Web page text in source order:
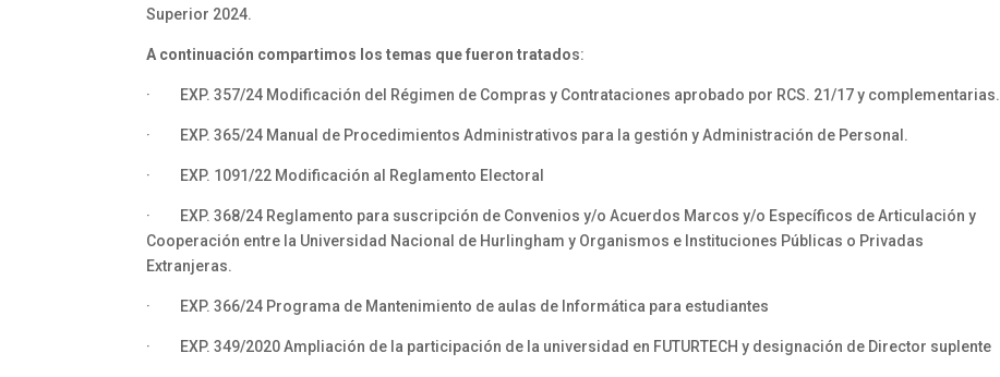
Superior 2024.
A continuación compartimos los temas que fueron tratados:
· EXP. 357/24 Modificación del Régimen de Compras y Contrataciones aprobado por RCS. 21/17 y complementarias.
· EXP. 365/24 Manual de Procedimientos Administrativos para la gestión y Administración de Personal.
· EXP. 1091/22 Modificación al Reglamento Electoral
· EXP. 368/24 Reglamento para suscripción de Convenios y/o Acuerdos Marcos y/o Específicos de Articulación y
Cooperación entre la Universidad Nacional de Hurlingham y Organismos e Instituciones Públicas o Privadas
Extranjeras.
· EXP. 366/24 Programa de Mantenimiento de aulas de Informática para estudiantes
· EXP. 349/2020 Ampliación de la participación de la universidad en FUTURTECH y designación de Director suplente